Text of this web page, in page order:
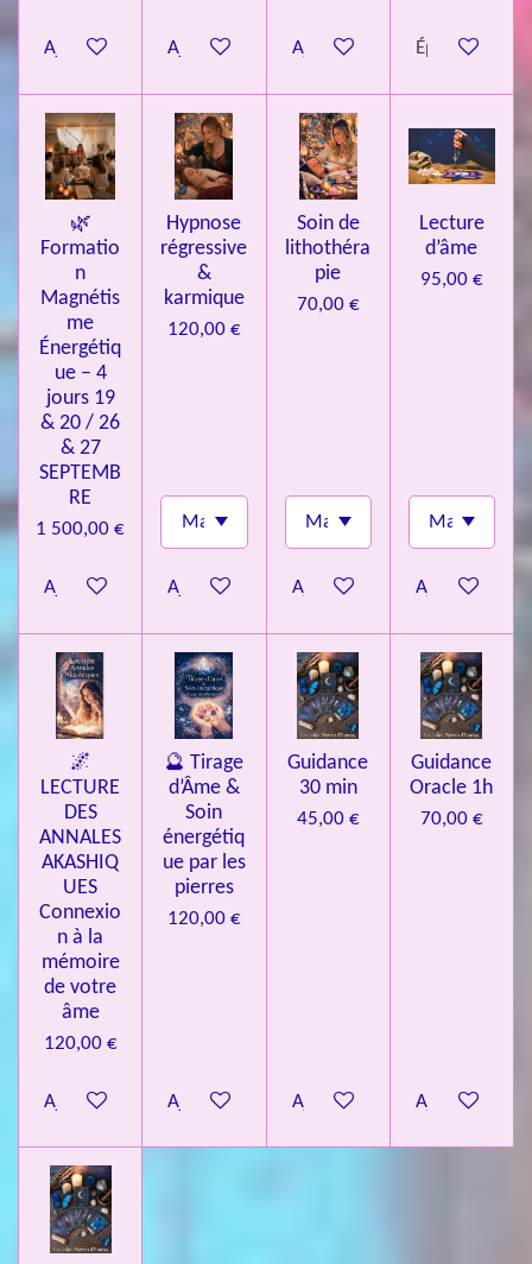
l
Ajouter au panierAjouter au panierAjouter au panierÉpuisé
🌿
Formatio
n
Magnétis
me
Énergétiq
ue – 4
jours 19
& 20 / 26
& 27
SEPTEMB
RE
1 500,00 €
Ajouter au panier
Hypnose
régressive
&
karmique
120,00 €
Ajouter au panier
Soin de
lithothéra
pie
70,00 €
Ajouter au panier
Lecture
d’âme
95,00 €
Ajouter au
🌌
LECTURE
DES
ANNALES
AKASHIQ
UES
Connexio
n à la
mémoire
de votre
âme
120,00 €
Ajouter au panier
🔮 Tirage
d’Âme &
Soin
énergétiq
ue par les
pierres
120,00 €
Ajouter au panier
Guidance
30 min
45,00 €
Ajouter au panier
Guidance
Oracle 1h
70,00 €
Ajouter au